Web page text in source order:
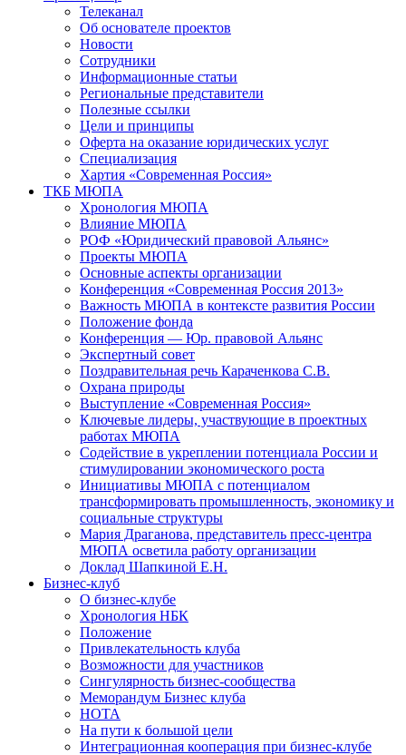
Телеканал
Об основателе проектов
Новости
Сотрудники
Информационные статьи
Региональные представители
Полезные ссылки
Цели и принципы
Оферта на оказание юридических услуг
Специализация
Хартия «Современная Россия»
ТКБ МЮПА
Хронология МЮПА
Влияние МЮПА
РОФ «Юридический правовой Альянс»
Проекты МЮПА
Основные аспекты организации
Конференция «Современная Россия 2013»
Важность МЮПА в контексте развития России
Положение фонда
Конференция — Юр. правовой Альянс
Экспертный совет
Поздравительная речь Караченкова С.В.
Охрана природы
Выступление «Современная Россия»
Ключевые лидеры, участвующие в проектных
работах МЮПА
Cодействие в укреплении потенциала России и
стимулировании экономического роста
Инициативы МЮПА с потенциалом
трансформировать промышленность, экономику и
социальные структуры
Мария Драганова, представитель пресс-центра
МЮПА осветила работу организации
Доклад Шапкиной Е.Н.
Бизнес-клуб
О бизнес-клубе
Хронология НБК
Положение
Привлекательность клуба
Возможности для участников
Сингулярность бизнес-сообщества
Меморандум Бизнес клуба
НОТА
На пути к большой цели
Интеграционная кооперация при бизнес-клубе